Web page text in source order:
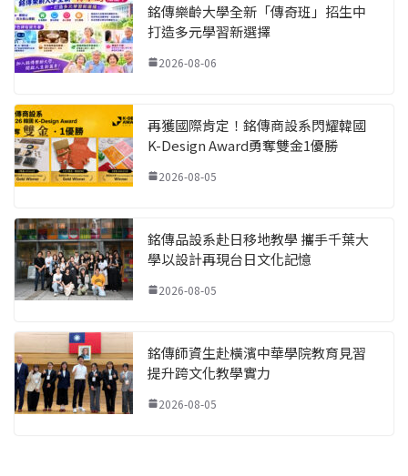
銘傳樂齡大學全新「傳奇班」招生中
打造多元學習新選擇
2026-08-06
再獲國際肯定！銘傳商設系閃耀韓國
K-Design Award勇奪雙金1優勝
2026-08-05
銘傳品設系赴日移地教學 攜手千葉大
學以設計再現台日文化記憶
2026-08-05
銘傳師資生赴橫濱中華學院教育見習
提升跨文化教學實力
2026-08-05